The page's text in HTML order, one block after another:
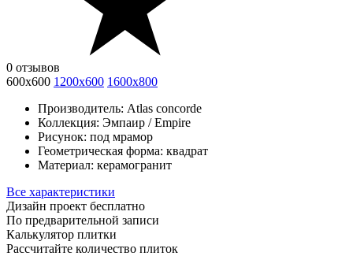
0 отзывов
600x600 1200x600 1600x800
Производитель: Atlas concorde
Коллекция: Эмпаир / Empire
Рисунок: под мрамор
Геометрическая форма: квадрат
Материал: керамогранит
Все характеристики
Дизайн проект бесплатно
По предварительной записи
Калькулятор плитки
Рассчитайте количество плиток